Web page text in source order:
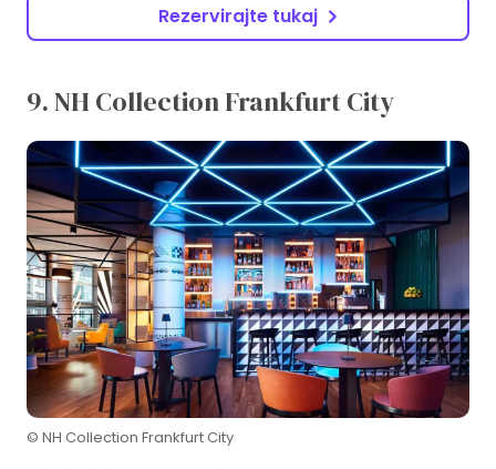
Rezervirajte tukaj
9. NH Collection Frankfurt City
© NH Collection Frankfurt City